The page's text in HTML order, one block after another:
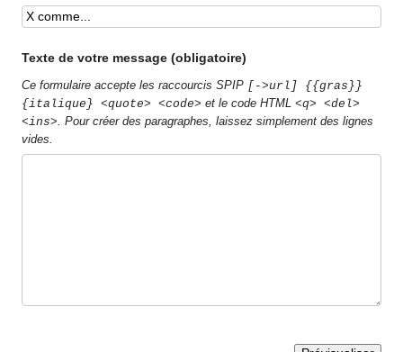
Texte de votre message (obligatoire)
Ce formulaire accepte les raccourcis SPIP [->url] {{gras}}
{italique} <quote> <code> et le code HTML<q> <del>
<ins>. Pour créer des paragraphes, laissez simplement des lignes
vides.